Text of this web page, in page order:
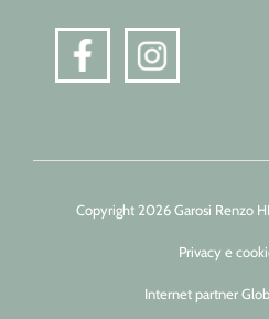
Copyright 2026 Garosi Renzo
Privacy e
Internet partner